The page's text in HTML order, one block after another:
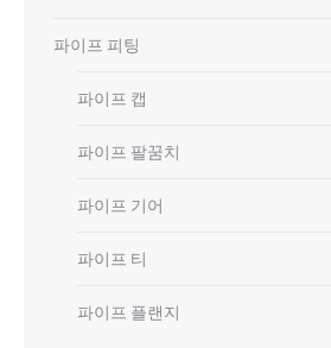
파이프 피팅
파이프 캡
파이프 팔꿈치
파이프 기어
파이프 티
파이프 플랜지